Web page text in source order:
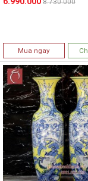
Mua ngay